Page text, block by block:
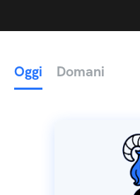
Oggi Domani